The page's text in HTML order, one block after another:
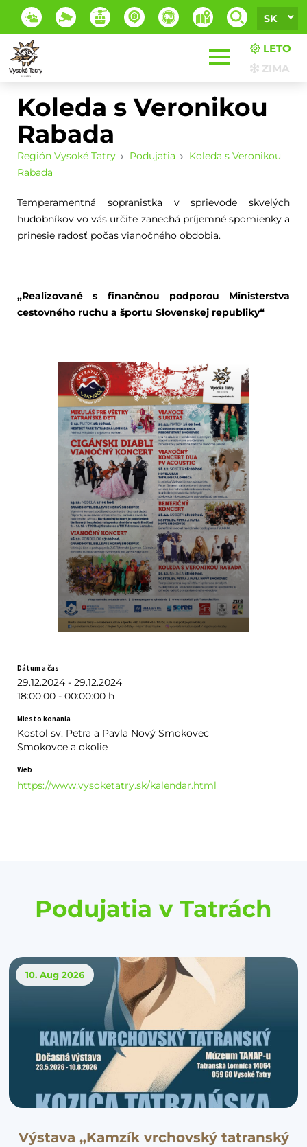
SK
LETO
ZIMA
Koleda s Veronikou
Rabada
Región Vysoké Tatry Podujatia
Koleda s Veronikou
Rabada
Temperamentná sopranistka v sprievode skvelých
hudobníkov vo vás určite zanechá príjemné spomienky a
prinesie radosť počas vianočného obdobia.
„Realizované s finančnou podporou Ministerstva
cestovného ruchu a športu Slovenskej republiky“
Dátum a čas
29.12.2024 - 29.12.2024
18:00:00 - 00:00:00 h
Miesto konania
Kostol sv. Petra a Pavla Nový Smokovec
Smokovce a okolie
Web
https://www.vysoketatry.sk/kalendar.html
Podujatia v Tatrách
10. Aug 2026
Výstava „Kamzík vrchovský tatranský